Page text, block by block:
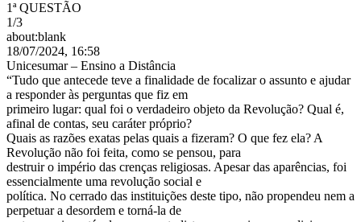
1ª QUESTÃO
1/3
about:blank
18/07/2024, 16:58
Unicesumar – Ensino a Distância
“Tudo que antecede teve a finalidade de focalizar o assunto e ajudar
a responder às perguntas que fiz em
primeiro lugar: qual foi o verdadeiro objeto da Revolução? Qual é,
afinal de contas, seu caráter próprio?
Quais as razões exatas pelas quais a fizeram? O que fez ela? A
Revolução não foi feita, como se pensou, para
destruir o império das crenças religiosas. Apesar das aparências, foi
essencialmente uma revolução social e
política. No cerrado das instituições deste tipo, não propendeu nem a
perpetuar a desordem e torná-la de